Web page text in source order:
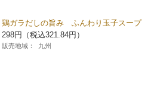
ジ
鶏ガラだしの旨み ふんわり玉子スープ
298円（税込321.84円）
販売地域： 九州